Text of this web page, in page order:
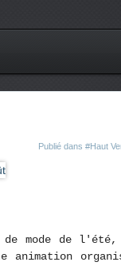
Publié dans #Haut
de mode de
animation